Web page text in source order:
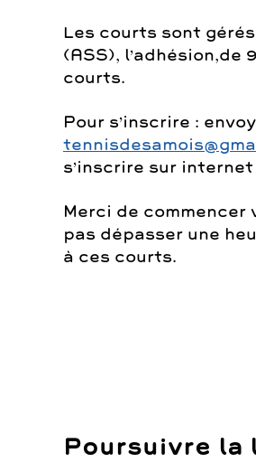
Les courts sont
(ASS),
courts.
Pour s’inscrire :
s’inscrire sur
Merci de
pas dépasser une
à ces courts.
Poursuivre la